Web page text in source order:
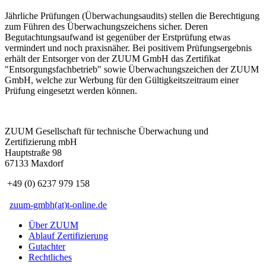
Jährliche Prüfungen (Überwachungsaudits) stellen die Berechtigung
zum Führen des Überwachungszeichens sicher. Deren
Begutachtungsaufwand ist gegenüber der Erstprüfung etwas
vermindert und noch praxisnäher. Bei positivem Prüfungsergebnis
erhält der Entsorger von der ZUUM GmbH das Zertifikat
"Entsorgungsfachbetrieb" sowie Überwachungszeichen der ZUUM
GmbH, welche zur Werbung für den Gültigkeitszeitraum einer
Prüfung eingesetzt werden können.
ZUUM Gesellschaft für technische Überwachung und
Zertifizierung mbH
Hauptstraße 98
67133 Maxdorf
+49 (0) 6237 979 158
zuum-gmbh(at)t-online.de
Über ZUUM
Ablauf Zertifizierung
Gutachter
Rechtliches